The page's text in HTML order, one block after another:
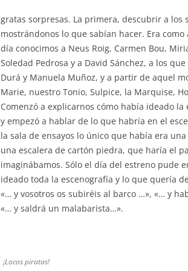
gratas sorpresas. La primera, descubrir a
mostrándonos lo que sabían hacer. Era
día conocimos a Neus Roig, Carmen Bou,
Soledad Pedrosa y a David Sánchez, a los
Durá y Manuela Muñoz, y a partir de aquel
Marie, nuestro Tonio, Sulpice, la Marquise,
Comenzó a explicarnos cómo había ideado
y empezó a hablar de lo que habría en el
la sala de ensayos lo único que había era
una escalera de cartón piedra, que haría el
imaginábamos. Sólo el día del estreno pude
ideado toda la escenografía y lo que quería
«… y vosotros os subiréis al barco …», «… y
«… y saldrá un malabarista…».
¡Locos piratas!